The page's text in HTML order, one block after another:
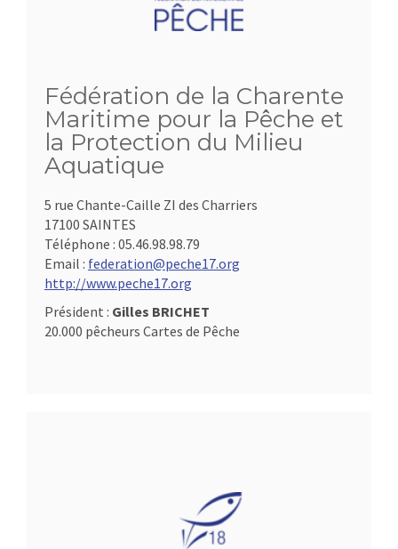
Fédération de la Charente
Maritime pour la Pêche et
la Protection du Milieu
Aquatique
5 rue Chante-Caille ZI des Charriers
17100 SAINTES
Téléphone : 05.46.98.98.79
Email : federation@peche17.org
http://www.peche17.org
Président : Gilles BRICHET
20.000 pêcheurs Cartes de Pêche